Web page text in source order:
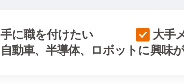
手に職を付けたい 大手
自動車、半導体、ロボットに興味